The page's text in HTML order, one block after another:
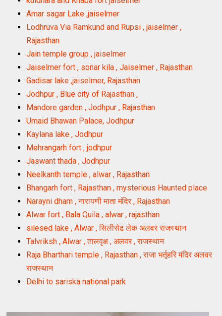
Amar sagar Lake ,jaiselmer
Lodhruva Via Ramkund and Rupsi , jaiselmer ,
Rajasthan
Jain temple group , jaiselmer
Jaiselmer fort , sonar kila , Jaiselmer , Rajasthan
Gadisar lake ,jaiselmer, Rajasthan
Jodhpur , Blue city of Rajasthan ,
Mandore garden , Jodhpur , Rajasthan
Umaid Bhawan Palace, Jodhpur
Kaylana lake , Jodhpur
Mehrangarh fort , jodhpur
Jaswant thada , Jodhpur
Neelkanth temple , alwar , Rajasthan
Bhangarh fort , Rajasthan , mysterious Haunted place
Narayni dham , नारायणी माता मंदिर , Rajasthan
Alwar fort , Bala Quila , alwar , rajasthan
silesed lake , Alwar , सिलीसेढ लेक अलवर राजस्थान
Talvriksh , Alwar , तालवृक्ष , अलवर , राजस्थान
Raja Bharthari temple , Rajasthan , राजा भर्तृहरि मंदिर अलवर
राजस्थान
Delhi to sariska national park